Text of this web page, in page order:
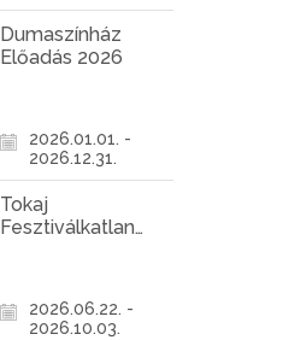
Dumaszínház
Előadás 2026
2026.01.01. -
2026.12.31.
Tokaj
Fesztiválkatlan
2026.06.22. -
2026.10.03.